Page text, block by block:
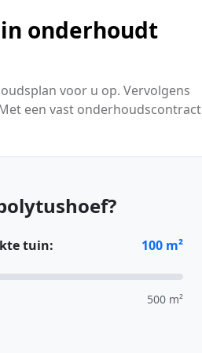
onderhoudt
voor u op. Vervolgens
een vast onderhoudscontract
tuin: 100 m²
500 m²